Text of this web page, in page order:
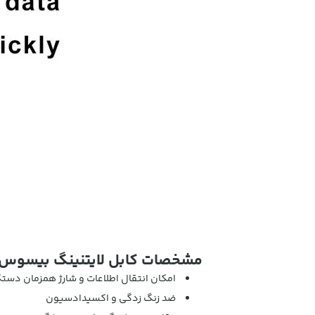
مشخصات کابل لایتنینگ
امکان انتقال اطلاعات و شارژ همزمان
ضد زنگ زدگی و اکسیدادسیون